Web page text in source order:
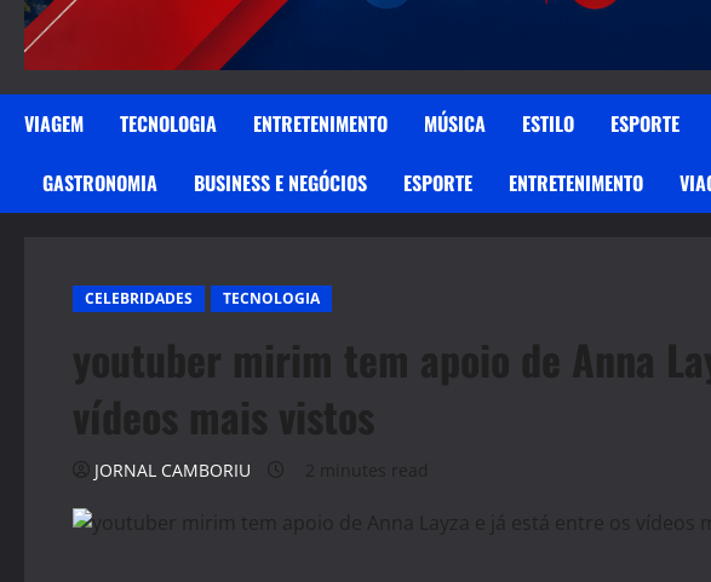
VIAGEM TECNOLOGIA ENTRETENIMENTO MÚSICA ESTILO ESPORTE
GASTRONOMIA BUSINESS E NEGÓCIOS ESPORTE ENTRETENIMENTO
CELEBRIDADES TECNOLOGIA
youtuber mirim tem apoio de Anna
vídeos mais vistos
JORNAL CAMBORIU 2 minutes read